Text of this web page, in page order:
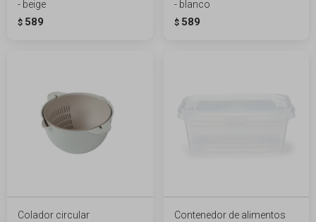
- beige
$ 589
- blanco
$ 589
Colador circular
Contenedor de alimentos